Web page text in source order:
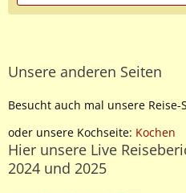
Unsere anderen Seiten
Besucht auch mal unsere Reise-
oder unsere Kochseite: Kochen
Hier unsere Live
2024 und 2025